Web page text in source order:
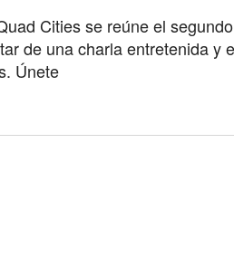
Cities se reúne el
de una charla entretenida y
Únete